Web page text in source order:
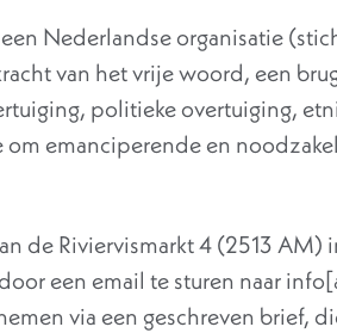
een Nederlandse organisatie
van het vrije woord, een
politieke overtuiging,
om emanciperende en
de Riviervismarkt 4 (2513
een email te sturen naar
via een geschreven brief,